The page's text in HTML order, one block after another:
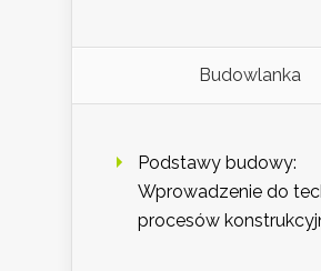
Budowlanka
Podstawy budowy:
Wprowadzenie do
procesów